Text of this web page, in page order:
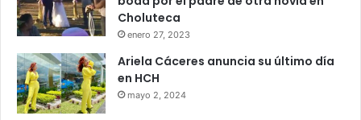
Choluteca
enero 27, 2023
Ariela Cáceres anuncia su último día
en HCH
mayo 2, 2024